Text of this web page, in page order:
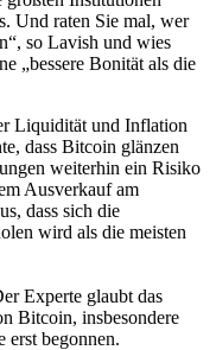
Und raten Sie mal, wer
so Lavish und wies
„bessere Bonität als die
Liquidität und Inflation
dass Bitcoin glänzen
weiterhin ein Risiko
Ausverkauf am
dass sich die
wird als die meisten
Experte glaubt das
Bitcoin, insbesondere
erst begonnen.